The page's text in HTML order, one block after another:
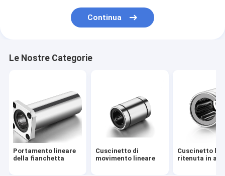
Cuscinetto lineare compatto
Continua
Le Nostre Categorie
Portamento lineare
della fianchetta
Cuscinetto di
movimento lineare
Cuscinetto
ritenuta in